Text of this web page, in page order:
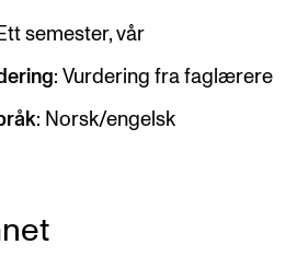
semester, vår
: Vurdering fra faglærere
: Norsk/engelsk